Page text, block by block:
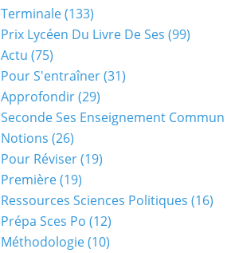
Terminale(133)
Prix Lycéen Du Livre De Ses (99)
Actu (75)
Pour S'entraîner(31)
Approfondir(29)
Seconde Ses Enseignement Commun
Notions (26)
Pour Réviser(19)
Première(19)
Ressources Sciences Politiques (16)
Prépa Sces Po (12)
Méthodologie(10)